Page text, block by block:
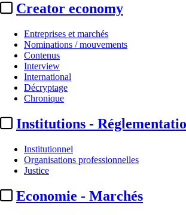
Creator economy
Entreprises et marchés
Nominations / mouvements
Contenus
Interview
International
Décryptage
Chronique
Institutions -
Institutionnel
Organisations professionnelles
Justice
Economie - Marchés